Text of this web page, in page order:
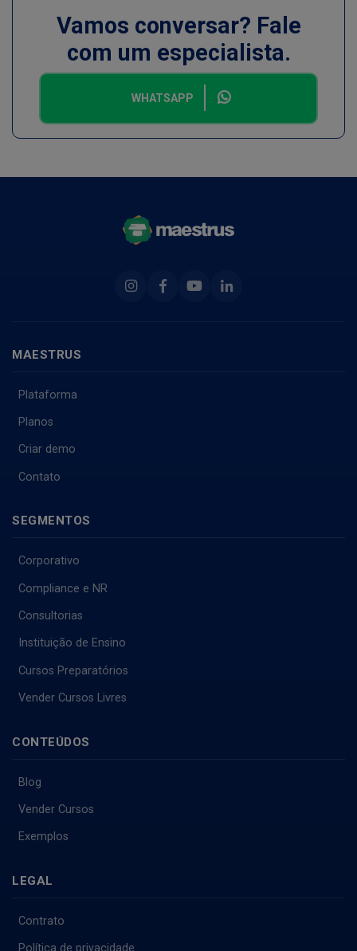
Vamos conversar? Fale
com um especialista.
WHATSAPP
InstagramFacebookYoutubeLinkedin
MAESTRUS
Plataforma
Planos
Criar demo
Contato
SEGMENTOS
Corporativo
Compliance e NR
Consultorias
Instituição de Ensino
Cursos Preparatórios
Vender Cursos Livres
CONTEÚDOS
Blog
Vender Cursos
Exemplos
LEGAL
Contrato